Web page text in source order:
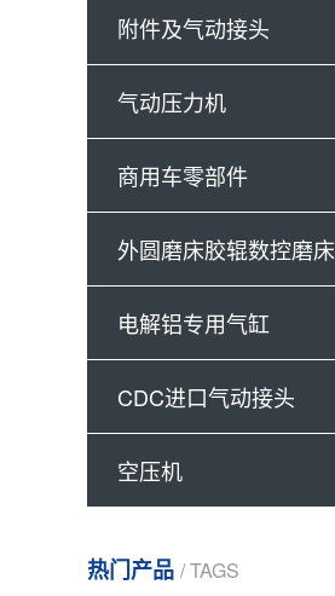
附件及气动接头
气动压力机
商用车零部件
外圆磨床胶辊数控磨床
电解铝专用气缸
CDC进口气动接头
空压机
热门产品 / TAGS